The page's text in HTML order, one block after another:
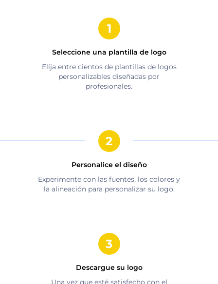
Seleccione una plantilla de logo
Elija entre cientos de plantillas de logos
personalizables diseñadas por
profesionales.
Personalice el diseño
Experimente con las fuentes, los colores y
la alineación para personalizar su logo.
Descargue su logo
Una vez que esté satisfecho con el